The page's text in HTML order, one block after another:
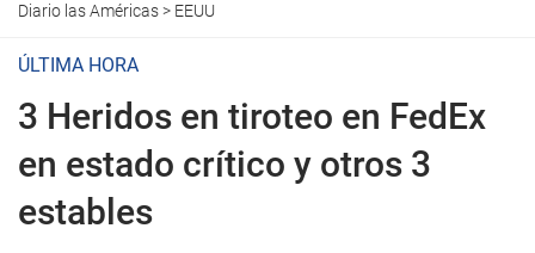
Diario las Américas> EEUU
ÚLTIMA HORA
3 Heridos en tiroteo en FedEx
en estado crítico y otros 3
estables